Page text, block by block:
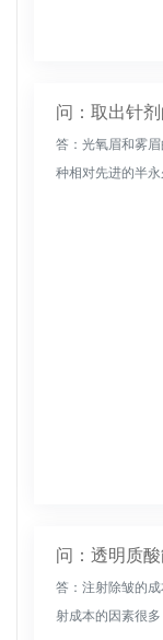
问：取出针
答：光氧眉和雾
种相对先进的半
问：透明质
答：注射除皱的
射成本的因素很